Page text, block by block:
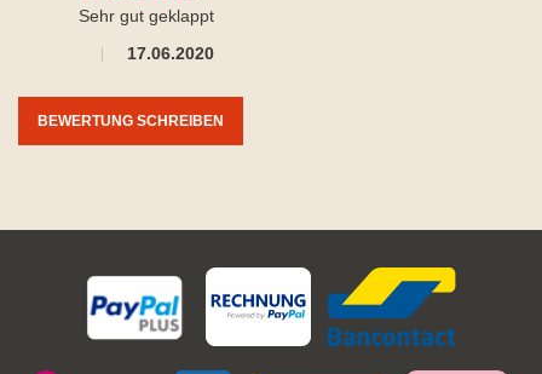
Durchschnittliche Bewertung von 5 von 5 Sternen
17.06.2020
Sehr gut geklappt
BEWERTUNG SCHREIBEN